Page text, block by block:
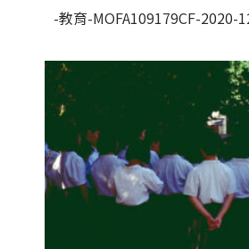
-教育-MOFA109179CF-2020-